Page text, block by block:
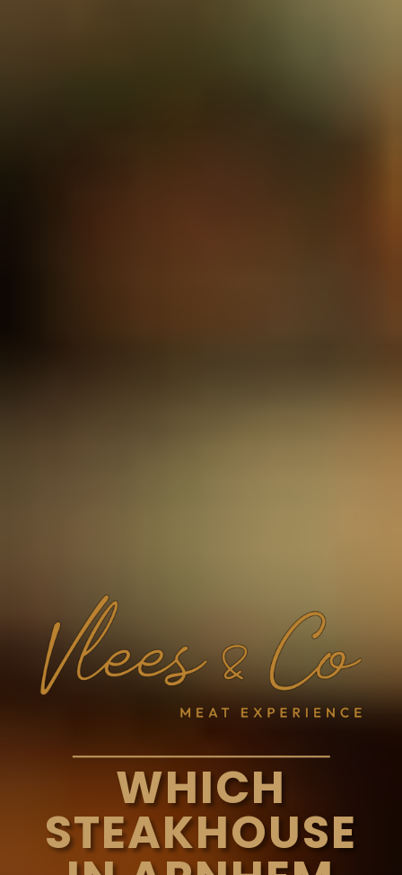
WHICH
STEAKHOUSE